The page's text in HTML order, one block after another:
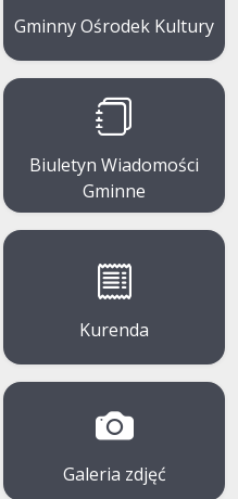
Gminny Ośrodek Kultury
Biuletyn Wiadomości
Gminne
Kurenda
Galeria zdjęć